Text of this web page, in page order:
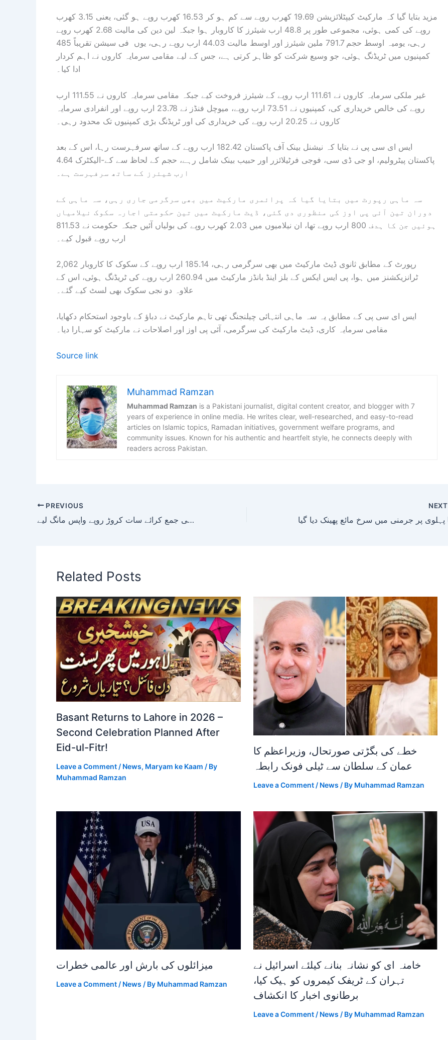
مزید بتایا گیا کہ مارکیٹ کیپٹلائزیشن 19.69 کھرب روپے سے کم ہو کر 16.53 کھرب روپے ہو گئی، یعنی 3.15 کھرب
روپے کی کمی ہوئی، مجموعی طور پر 48.8 ارب شیئرز کا کاروبار ہوا جبکہ لین دین کی مالیت 2.68 کھرب روپے
رہی، یومیہ اوسط حجم 791.7 ملین شیئرز اور اوسط مالیت 44.03 ارب روپے رہی، یوں فی سیشن تقریباً 485
کمپنیوں میں ٹریڈنگ ہوئی، جو وسیع شرکت کو ظاہر کرتی ہے، جس کے لیے مقامی سرمایہ کاروں نے اہم کردار
ادا کیا۔
غیر ملکی سرمایہ کاروں نے 111.61 ارب روپے کے شیئرز فروخت کیے جبکہ مقامی سرمایہ کاروں نے 111.55 ارب
روپے کی خالص خریداری کی، کمپنیوں نے 73.51 ارب روپے، میوچل فنڈز نے 23.78 ارب روپے اور انفرادی سرمایہ
کاروں نے 20.25 ارب روپے کی خریداری کی اور ٹریڈنگ بڑی کمپنیوں تک محدود رہی۔
ایس ای سی پی نے بتایا کہ نیشنل بینک آف پاکستان 182.42 ارب روپے کے ساتھ سرفہرست رہا، اس کے بعد
پاکستان پیٹرولیم، او جی ڈی سی، فوجی فرٹیلائزر اور حبیب بینک شامل رہے، حجم کے لحاظ سے کے-الیکٹرک 4.64
ارب شیئرز کے ساتھ سرفہرست ہے۔
سہ ماہی رپورٹ میں بتایا گیا کہ پرائمری مارکیٹ میں بھی سرگرمی جاری رہی، سہ ماہی کے
دوران تین آئی پی اوز کی منظوری دی گئی، ڈیٹ مارکیٹ میں تین حکومتی اجارہ سکوک نیلامیاں
ہوئیں جن کا ہدف 800 ارب روپے تھا، ان نیلامیوں میں 2.03 کھرب روپے کی بولیاں آئیں جبکہ حکومت نے 811.53
ارب روپے قبول کیے۔
رپورٹ کے مطابق ثانوی ڈیٹ مارکیٹ میں بھی سرگرمی رہی، 185.14 ارب روپے کے سکوک کا کاروبار 2,062
ٹرانزیکشنز میں ہوا، پی ایس ایکس کے بلز اینڈ بانڈز مارکیٹ میں 260.94 ارب روپے کی ٹریڈنگ ہوئی، اس کے
علاوہ دو نجی سکوک بھی لسٹ کیے گئے۔
ایس ای سی پی کے مطابق یہ سہ ماہی انتہائی چیلنجنگ تھی تاہم مارکیٹ نے دباؤ کے باوجود استحکام دکھایا،
مقامی سرمایہ کاری، ڈیٹ مارکیٹ کی سرگرمی، آئی پی اوز اور اصلاحات نے مارکیٹ کو سہارا دیا۔
Source link
Muhammad Ramzan
Muhammad Ramzan is a Pakistani journalist, digital content creator, and blogger with 7
years of experience in online media. He writes clear, well-researched, and easy-to-read
articles on Islamic topics, Ramadan initiatives, government welfare programs, and
community issues. Known for his authentic and heartfelt style, he connects deeply with
readers across Pakistan.
PREVIOUS
مریم نواز نے چوہدری شوگر مل کے لیے بطور گارنٹی جمع کرائے سات کروڑ روپے واپس مانگ لیے
NEXT
Related Posts
Basant Returns to Lahore in 2026 –
Second Celebration Planned After
Eid-ul-Fitr!
Leave a Comment / News, Maryam ke Kaam / By
Muhammad Ramzan
خطے کی بگڑتی صورتحال، وزیراعظم کا
عمان کے سلطان سے ٹیلی فونک رابطہ
Leave a Comment / News / By Muhammad Ramzan
میزائلوں کی بارش اور عالمی خطرات
Leave a Comment / News / By Muhammad Ramzan
خامنہ ای کو نشانہ بنانے کیلئے اسرائیل نے
تہران کے ٹریفک کیمروں کو ہیک کیا،
برطانوی اخبار کا انکشاف
Leave a Comment / News / By Muhammad Ramzan